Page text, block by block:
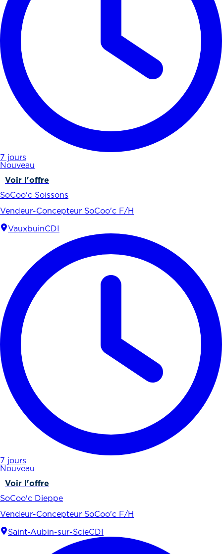
7 jours
Nouveau
Voir l'offre
SoCoo'c Soissons
Vendeur-Concepteur SoCoo'c F/H
VauxbuinCDI
7 jours
Nouveau
Voir l'offre
SoCoo'c Dieppe
Vendeur-Concepteur SoCoo'c F/H
Saint-Aubin-sur-ScieCDI